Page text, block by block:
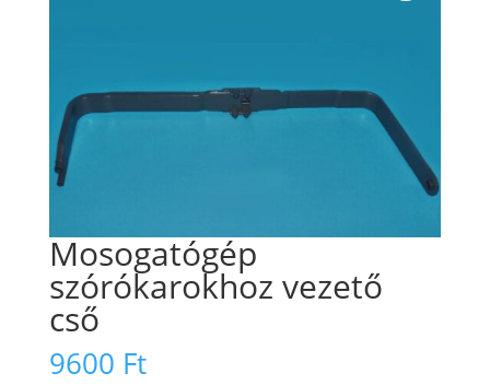
Mosogatógép
szórókarokhoz vezető
cső
9600 Ft